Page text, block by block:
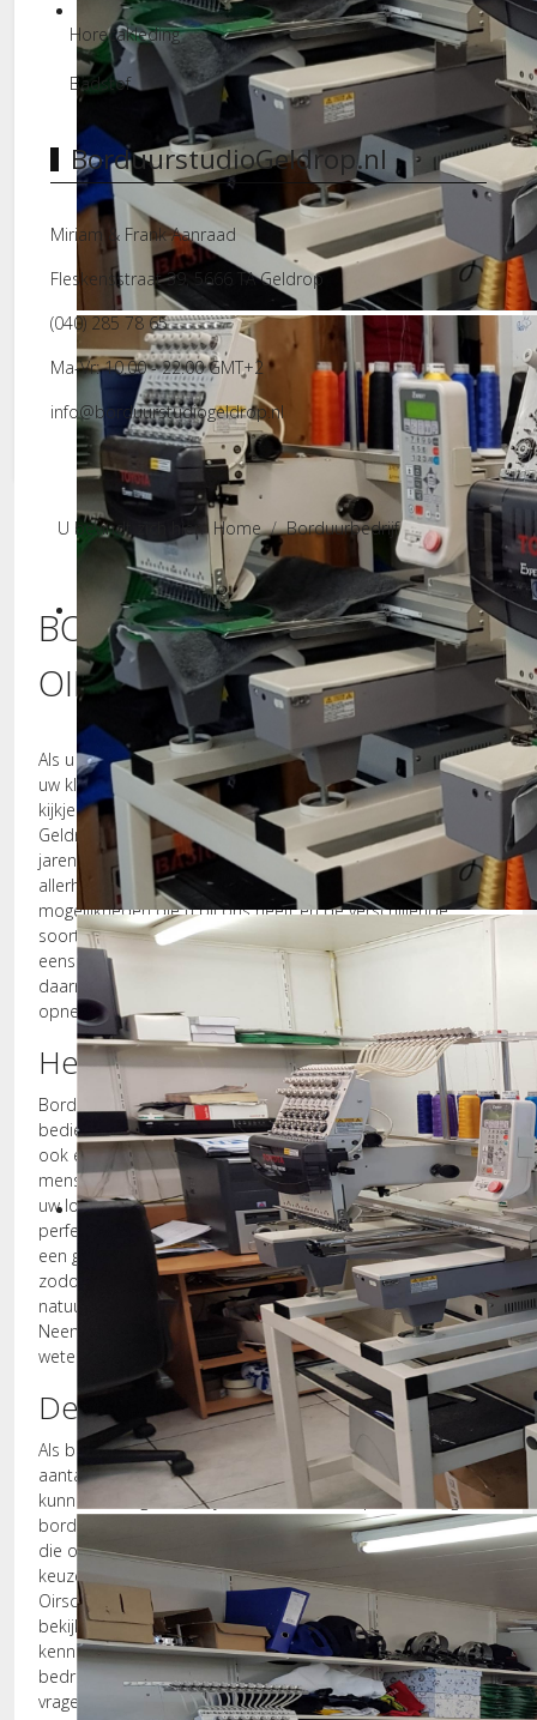
Borduurstudio
Borduurmachines
Borduurmachines
Horecakleding
Badstof
BorduurstudioGeldrop.nl
Miriam & Frank Aanraad
Fleskensstraat 39, 5666 TA Geldrop
(040) 285 78 65
Ma-Vr: 10.00 - 22.00 GMT+2
info@borduurstudiogeldrop.nl
U bevindt zich hier: Home Borduurbedrijf
BORDUURSTUDIO
OIRSCHOT
Als u op zoek bent naar een bedrijf dat mooi uw logo op
uw kleding kan zetten, dan raden wij u aan om eens een
kijkje te komen nemen op onze website. Bij Borduurstudio
Geldrop vindt u de hoogst mogelijke kwaliteit. Wij hebben
jarenlange ervaring met het borduren van logo's op
allerhande soorten kleding. Wilt u meer weten over de
mogelijkheden die u bij ons heeft en de verschillende
soorten kleding die wij leveren? Dan raden we u aan om
eens een kijkje te nemen op onze website. U kunt
daarnaast natuurlijk ook altijd even contact met ons
opnemen als u vragen heeft.
Het borduurbedrijf voor Oirschot
Borduurstudio Geldrop is gevestigd in Geldrop, maar
bedient bedrijven vanuit de hele regio. Zodoende zijn wij
ook een borduurstudio voor Oirschot. We hebben de
mensen en apparatuur klaarstaan om ervoor te zorgen dat
uw logo er straks helemaal perfect uitziet. Elk logo moet er
perfect uitzien, in de juiste vormen en kleuren. Wij hebben
een groot aantal verschillende kleuren voorradig en weten
zodoende zeker dat we ook uw logo helemaal
natuurgetrouw na kunnen maken op uw bedrijfskleding.
Neem dan ook eens een kijkje op onze site als u meer wilt
weten over de mogelijkheden die u bij ons heeft.
De borduurservice voor Oirschot
Als borduurstudio voor Oirschot hebben wij een groot
aantal mensen aan perfecte bedrijfskleding geholpen. We
kunnen uw logo daarbij niet alleen maar op uw kleding
borduren, maar ook zeefdrukken. Dit is een druktechniek
die ook een hoge kwaliteit voortbrengt. U heeft bij ons de
keuze. Kom anders eens langs bij ons borduurbedrijf voor
Oirschot als u de kwaliteit eens met eigen ogen wil
bekijken. Als borduurservice voor Oirschot hebben wij de
kennis, mensen en apparatuur om u aan de best mogelijke
bedrijfskleding te helpen! Wij staan altijd klaar om al uw
vragen te beantwoorden.